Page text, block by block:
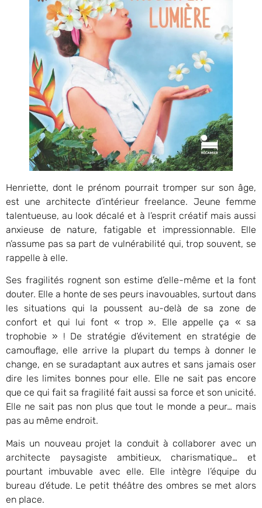
Henriette, dont le prénom pourrait tromper sur son âge,
est une architecte d’intérieur freelance. Jeune femme
talentueuse, au look décalé et à l’esprit créatif mais aussi
anxieuse de nature, fatigable et impressionnable. Elle
n’assume pas sa part de vulnérabilité qui, trop souvent, se
rappelle à elle.
Ses fragilités rognent son estime d’elle-même et la font
douter. Elle a honte de ses peurs inavouables, surtout dans
les situations qui la poussent au-delà de sa zone de
confort et qui lui font « trop ». Elle appelle ça « sa
trophobie » ! De stratégie d’évitement en stratégie de
camouflage, elle arrive la plupart du temps à donner le
change, en se suradaptant aux autres et sans jamais oser
dire les limites bonnes pour elle. Elle ne sait pas encore
que ce qui fait sa fragilité fait aussi sa force et son unicité.
Elle ne sait pas non plus que tout le monde a peur… mais
pas au même endroit.
Mais un nouveau projet la conduit à collaborer avec un
architecte paysagiste ambitieux, charismatique… et
pourtant imbuvable avec elle. Elle intègre l’équipe du
bureau d’étude. Le petit théâtre des ombres se met alors
en place.